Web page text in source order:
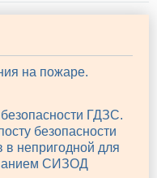
на пожаре.
ГДЗС.
безопасности
непригодной для
СИЗОД